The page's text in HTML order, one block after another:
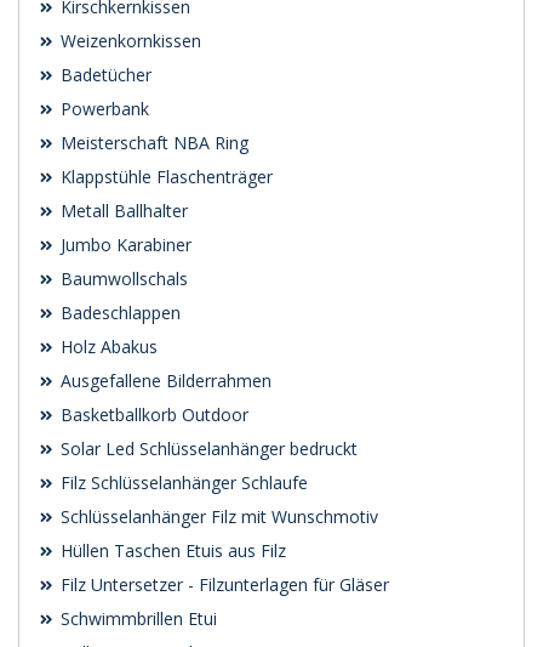
Kirschkernkissen
Weizenkornkissen
Badetücher
Powerbank
Meisterschaft NBA Ring
Klappstühle Flaschenträger
Metall Ballhalter
Jumbo Karabiner
Baumwollschals
Badeschlappen
Holz Abakus
Ausgefallene Bilderrahmen
Basketballkorb Outdoor
Solar Led Schlüsselanhänger bedruckt
Filz Schlüsselanhänger Schlaufe
Schlüsselanhänger Filz mit Wunschmotiv
Hüllen Taschen Etuis aus Filz
Filz Untersetzer - Filzunterlagen für Gläser
Schwimmbrillen Etui